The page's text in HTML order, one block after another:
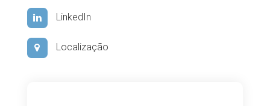
LinkedIn
Localização